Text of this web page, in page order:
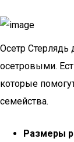
Осетр Стерлядь
осетровыми.
которые
семейства.
Размеры